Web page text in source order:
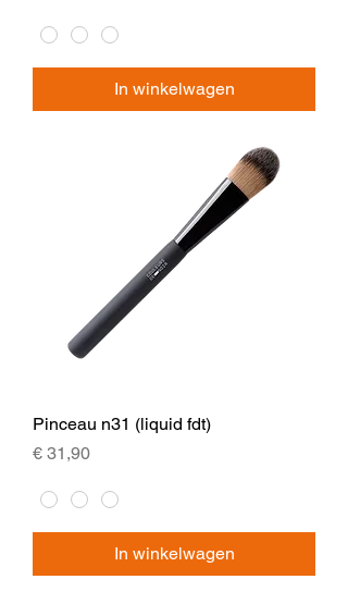
In winkelwagen
Pinceau n31 (liquid fdt)
Prijs
€ 31,90
In winkelwagen